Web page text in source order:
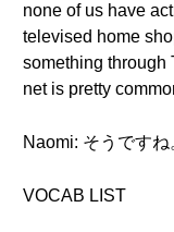
none of us have
televised home
something through
net is pretty
Naomi: そうですね
VOCAB LIST